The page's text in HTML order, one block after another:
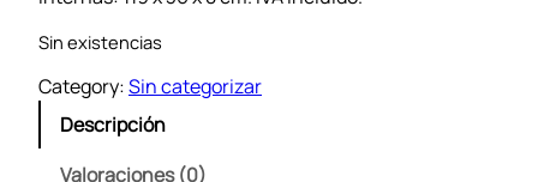
Sin existencias
Category:Sin categorizar
Descripción
Valoraciones (0)